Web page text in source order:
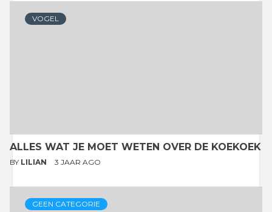
VOGEL
ALLES WAT JE MOET WETEN OVER DE KOEKOEK
BY LILIAN 3 JAAR AGO
GEEN CATEGORIE